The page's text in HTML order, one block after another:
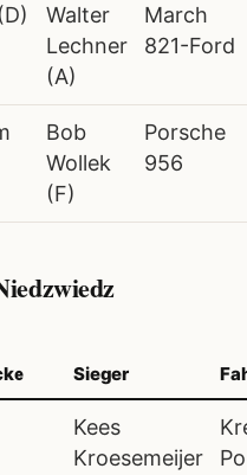
Walter
Lechner
(A)
March
821-Ford
Bob
Wollek
(F)
Porsche
956
Sieger
Kees
Kroesemeijer